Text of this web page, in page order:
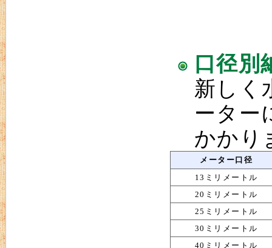
口径別
新しく
ーター
かかり
メーター口径
13ミリメートル
20ミリメートル
25ミリメートル
30ミリメートル
40ミリメートル